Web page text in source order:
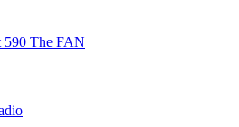
590 The FAN